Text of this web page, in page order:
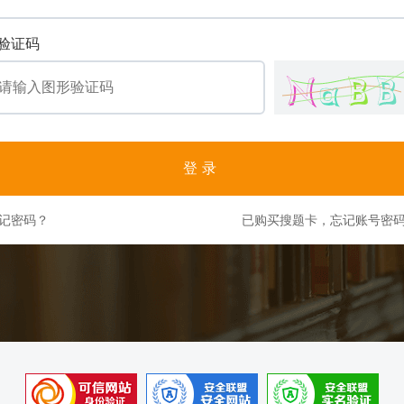
证码
登录
密码？ 已购买搜题卡，忘记账号密